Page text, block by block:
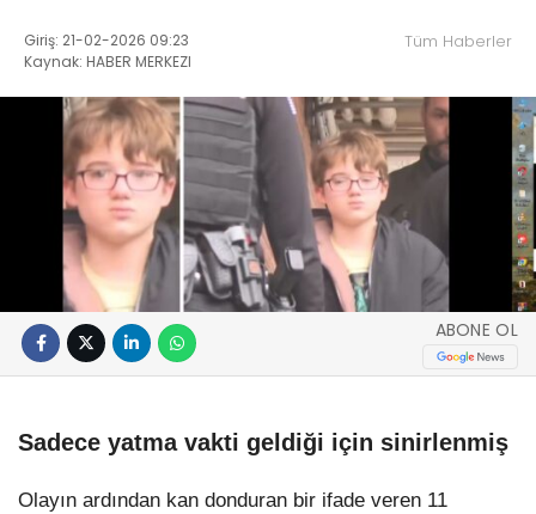
Giriş: 21-02-2026 09:23
Kaynak: HABER MERKEZI
Tüm Haberler
ABONE OL
Sadece yatma vakti geldiği için sinirlenmiş
Olayın ardından kan donduran bir ifade veren 11